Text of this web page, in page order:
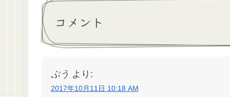
コメント
ぷう より:
2017年10月11日 10:18 AM